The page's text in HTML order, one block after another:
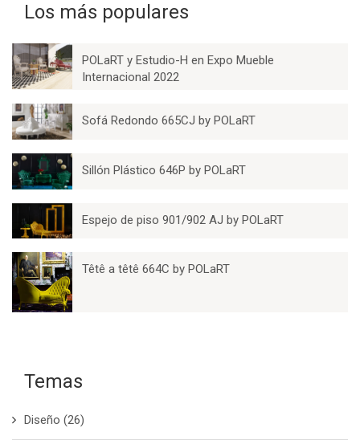
Los más populares
POLaRT y Estudio-H en Expo Mueble
Internacional 2022
Sofá Redondo 665CJ by POLaRT
Sillón Plástico 646P by POLaRT
Espejo de piso 901/902 AJ by POLaRT
Têtê a têtê 664C by POLaRT
Temas
Diseño (26)